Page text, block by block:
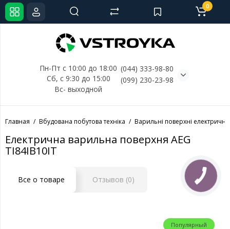
Пн-Пт с 10:00 до 18:00
Сб, с 9:30 до 15:00
Вс- выходной
(044) 333-98-80
(099) 230-23-98
0
Главная Вбудована побутова техніка Варильні поверхні електричні
Електрична варильна поверхня AEG
TI84IB10IT
Все о товаре Отзывов (0)
Популярный